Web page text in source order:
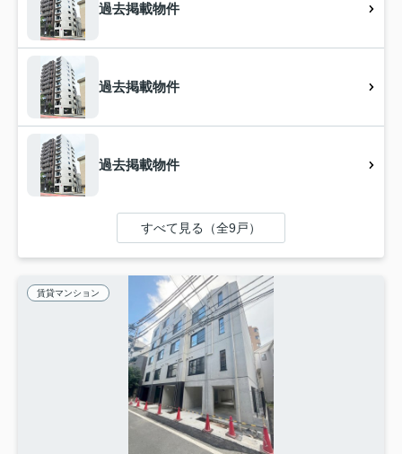
過去掲載物件
過去掲載物件
過去掲載物件
すべて見る（全9戸）
賃貸マンション